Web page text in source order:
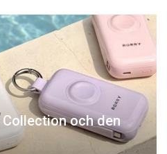
Collection och den